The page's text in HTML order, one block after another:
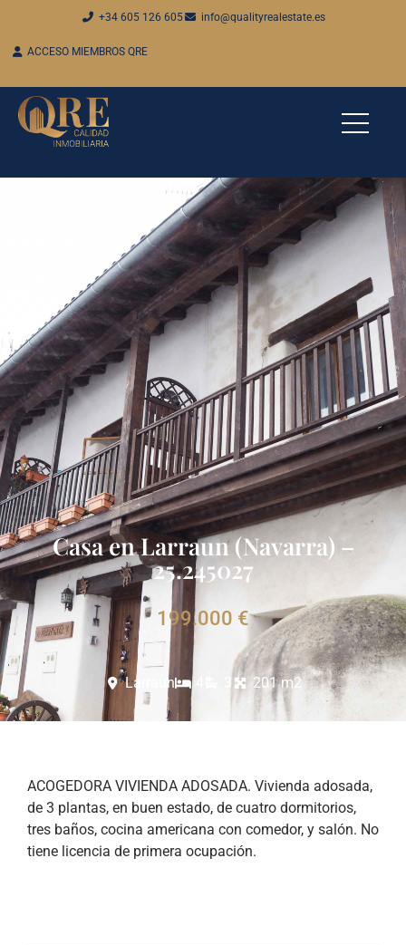
+34 605 126 605 info@qualityrealestate.es
ACCESO MIEMBROS QRE
Casa en Larraun (Navarra) –
25.245027
199.000 €
Larraun 3 201 m2
ACOGEDORA VIVIENDA ADOSADA. Vivienda adosada,
de 3 plantas, en buen estado, de cuatro dormitorios,
tres baños, cocina americana con comedor, y salón. No
tiene licencia de primera ocupación.